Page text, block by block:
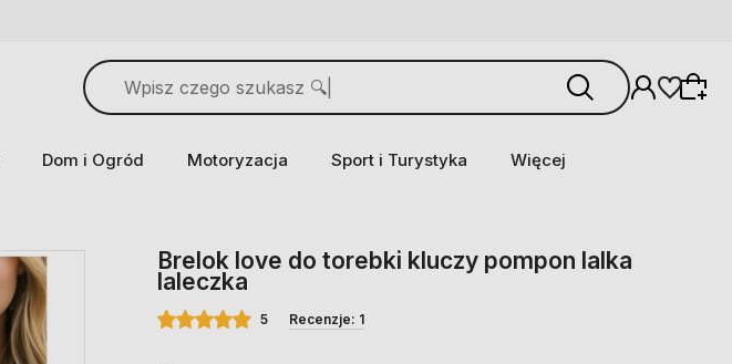
Dom i Ogród Motoryzacja Sport i Turystyka Więcej
Brelok love do torebki kluczy pompon lalka
laleczka
5 Recenzje: 1